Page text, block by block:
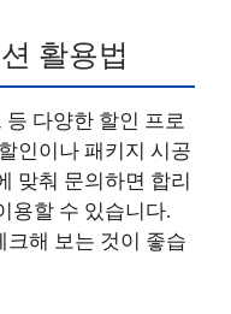
활용법
다양한 할인 프로
인이나 패키지 시공
맞춰 문의하면 합리
용할 수 있습니다.
해 보는 것이 좋습